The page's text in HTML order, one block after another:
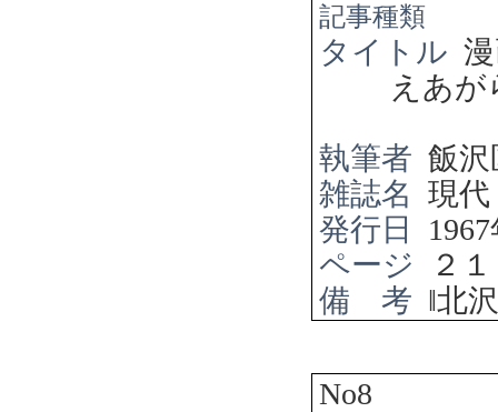
記事種類
タイトル
えあが
執筆者 飯沢
雑誌名 現代
発行日
1967
ページ
２
備 考 ‖北
No8